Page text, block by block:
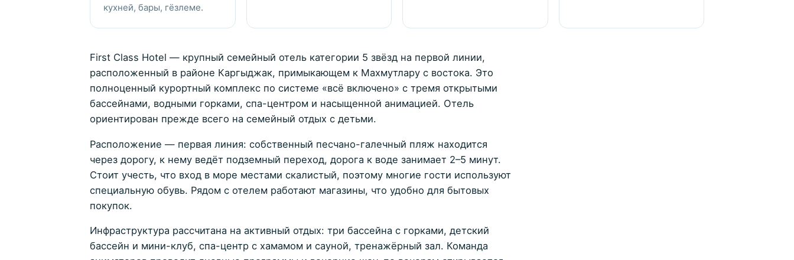
кухней, бары, гёзлеме.
First Class Hotel — крупный семейный отель категории 5 звёзд на первой линии,
расположенный в районе Каргыджак, примыкающем к Махмутлару с востока. Это
полноценный курортный комплекс по системе «всё включено» с тремя открытыми
бассейнами, водными горками, спа-центром и насыщенной анимацией. Отель
ориентирован прежде всего на семейный отдых с детьми.
Расположение — первая линия: собственный песчано-галечный пляж находится
через дорогу, к нему ведёт подземный переход, дорога к воде занимает 2–5 минут.
Стоит учесть, что вход в море местами скалистый, поэтому многие гости используют
специальную обувь. Рядом с отелем работают магазины, что удобно для бытовых
покупок.
Инфраструктура рассчитана на активный отдых: три бассейна с горками, детский
бассейн и мини-клуб, спа-центр с хамамом и сауной, тренажёрный зал. Команда